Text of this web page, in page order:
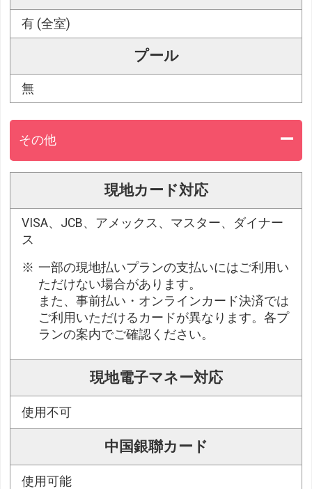
有 (全室)
プール
無
その他
現地カード対応
VISA、JCB、アメックス、マスター、ダイナー
ス
一部の現地払いプランの支払いにはご利用い
ただけない場合があります。
また、事前払い・オンラインカード決済では
ご利用いただけるカードが異なります。各プ
ランの案内でご確認ください。
現地電子マネー対応
使用不可
中国銀聯カード
使用可能